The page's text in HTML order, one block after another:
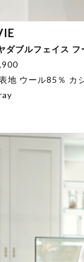
ダブルフェイス フ
地 ウール85％ カ